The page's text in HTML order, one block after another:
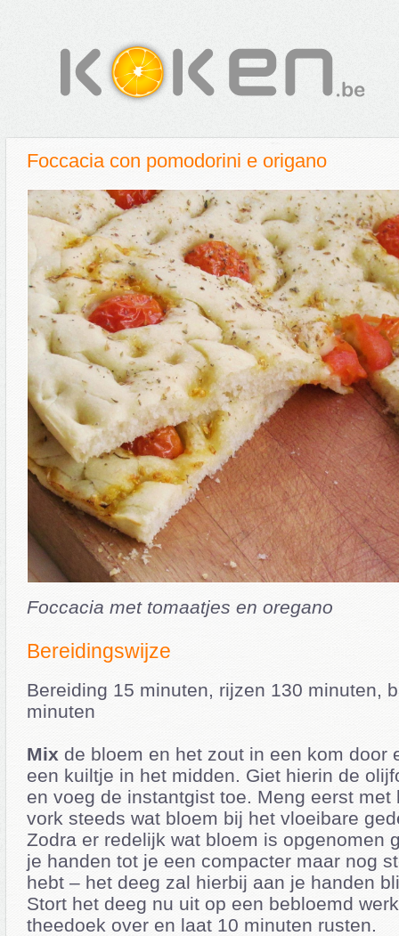
Foccacia con pomodorini e origano
Foccacia met tomaatjes en oregano
Bereidingswijze
Bereiding 15 minuten, rijzen 130 minuten,
minuten
Mix de bloem en het zout in een kom door
een kuiltje in het midden. Giet hierin de
en voeg de instantgist toe. Meng eerst met
vork steeds wat bloem bij het vloeibare
Zodra er redelijk wat bloem is opgenomen
je handen tot je een compacter maar nog
hebt – het deeg zal hierbij aan je handen
Stort het deeg nu uit op een bebloemd
theedoek over en laat 10 minuten rusten.